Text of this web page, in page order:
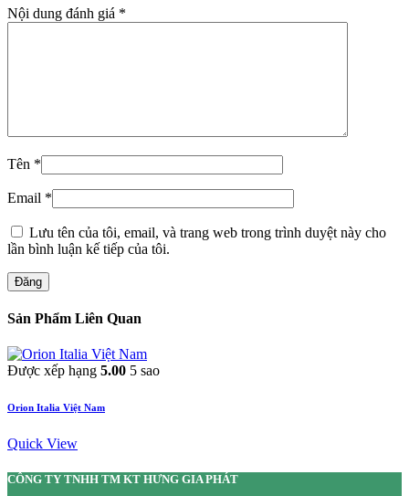
Nội dung đánh giá *
Tên *
Email *
Lưu tên của tôi, email, và trang web trong trình duyệt này cho
lần bình luận kế tiếp của tôi.
Đăng
Sản Phẩm Liên Quan
Được xếp hạng 5.00 5 sao
Orion Italia Việt Nam
Quick View
CÔNG TY TNHH TM KT HƯNG GIA PHÁT